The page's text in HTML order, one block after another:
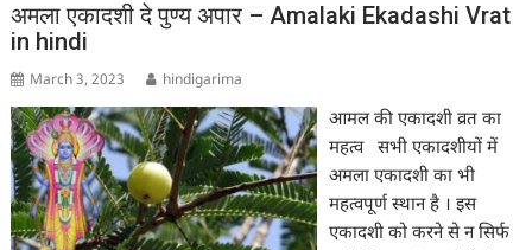
अमला एकादशी दे पुण्य अपार – Amalaki Ekadashi Vrat
in hindi
March 3, 2023 hindigarima
आमल की एकादशी व्रत का
महत्व सभी एकादशीयों में
अमला एकादशी का भी
महत्वपूर्ण स्थान है । इस
एकादशी को करने से न सिर्फ